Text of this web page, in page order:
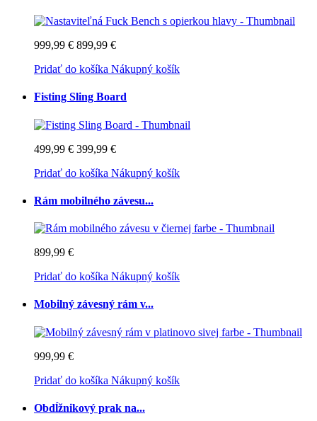
999,99 € 899,99 €
Pridať do košíka Nákupný košík
Fisting Sling Board
499,99 € 399,99 €
Pridať do košíka Nákupný košík
Rám mobilného závesu...
899,99 €
Pridať do košíka Nákupný košík
Mobilný závesný rám v...
999,99 €
Pridať do košíka Nákupný košík
Obdĺžnikový prak na...